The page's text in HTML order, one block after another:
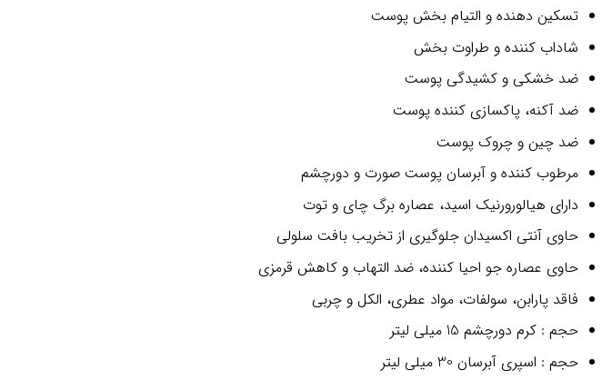
تسکین دهنده و التیام بخش پوست
شاداب کننده و طراوت بخش
ضد خشکی و کشیدگی پوست
ضد آکنه، پاکسازی کننده پوست
ضد چین و چروک پوست
مرطوب کننده و آبرسان پوست صورت و دورچشم
دارای هیالورورنیک اسید، عصاره برگ چای و توت
حاوی آنتی اکسیدان جلوگیری از تخریب بافت سلولی
حاوی عصاره جو احیا کننده، ضد التهاب و کاهش قرمزی
فاقد پارابن، سولفات، مواد عطری، الکل و چربی
حجم : کرم دورچشم 15 میلی لیتر
حجم : اسپری آبرسان 30 میلی لیتر